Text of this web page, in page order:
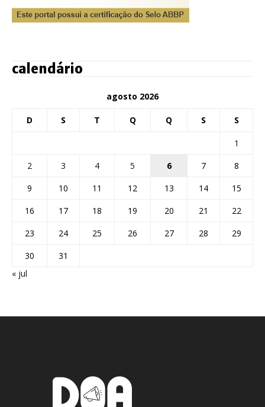
calendário
agosto 2026
D S T Q Q S S
1
2
3 4 5 6 7
8
9
10 11 12 13 14
15
16
17 18 19 20 21
22
23
24 25 26 27 28
29
30
31
« jul